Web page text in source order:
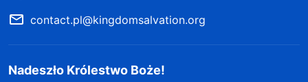
contact.pl@kingdomsalvation.org
Nadeszło Królestwo Boże!